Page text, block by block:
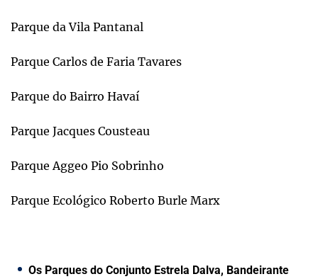
Parque da Vila Pantanal
Parque Carlos de Faria Tavares
Parque do Bairro Havaí
Parque Jacques Cousteau
Parque Aggeo Pio Sobrinho
Parque Ecológico Roberto Burle Marx
Os Parques do Conjunto Estrela Dalva, Bandeirante